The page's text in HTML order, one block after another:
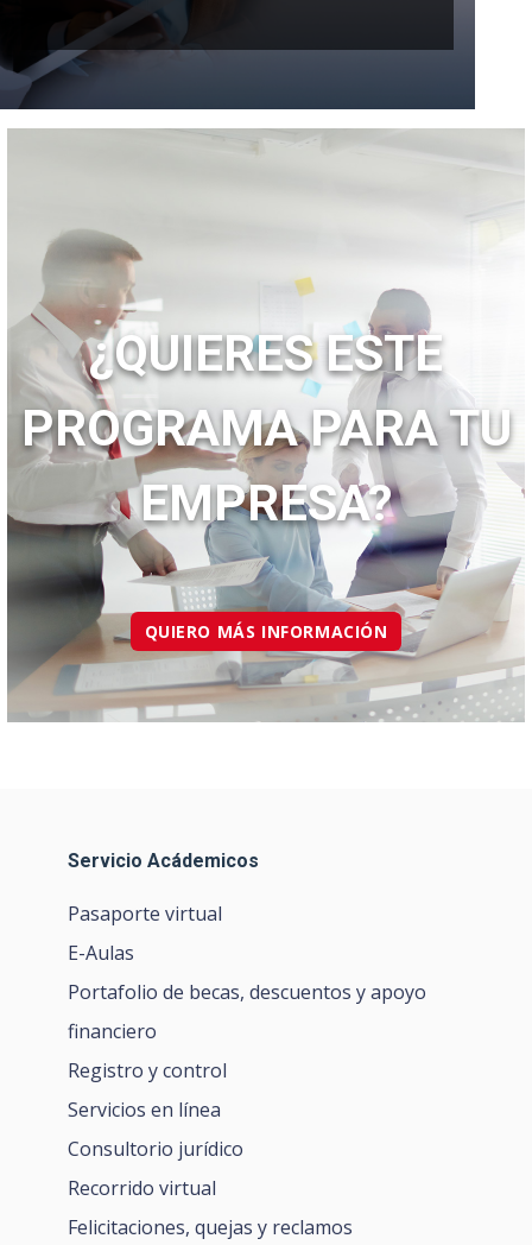
¿QUIERES ESTE
PROGRAMA PARA TU
EMPRESA?
QUIERO MÁS INFORMACIÓN
Servicio Acádemicos
Pasaporte virtual
E-Aulas
Portafolio de becas, descuentos y apoyo
financiero
Registro y control
Servicios en línea
Consultorio jurídico
Recorrido virtual
Felicitaciones, quejas y reclamos